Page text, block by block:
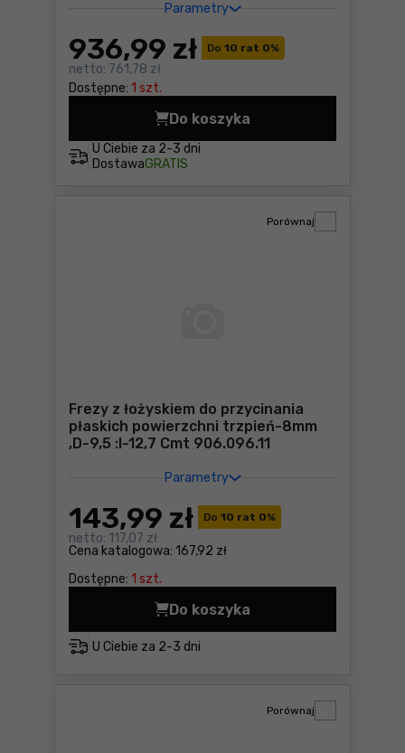
Parametry
Do 10 rat 0%
936,99 zł
netto: 761,78 zł
Dostępne: 1 szt.
U Ciebie za 2-3 dni
DostawaGRATIS
Do koszyka
Piła do aluminium
Frezy z łożyskiem do przycinania
płaskich powierzchni trzpień-8mm
,D-9,5 :I-12,7 Cmt 906.096.11
Parametry
Do 10 rat 0%
Cena katalogowa: 167,92 zł
143,99 zł
netto: 117,07 zł
Dostępne: 1 szt.
Porównaj
U Ciebie za 2-3 dni
Do koszyka
Porównaj